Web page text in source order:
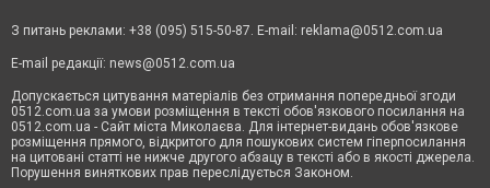
З питань реклами: +38 (095) 515-50-87. E-mail: reklama@0512.com.ua
E-mail редакції: news@0512.com.ua
Допускається цитування матеріалів без отримання попередньої згоди
0512.com.ua за умови розміщення в тексті обов'язкового посилання на
0512.com.ua - Сайт міста Миколаєва. Для інтернет-видань обов'язкове
розміщення прямого, відкритого для пошукових систем гіперпосилання
на цитовані статті не нижче другого абзацу в тексті або в якості джерела.
Порушення виняткових прав переслідується Законом.